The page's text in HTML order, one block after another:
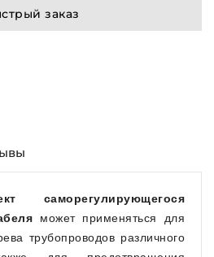
заказ
саморегулирующегося
может применяться для
трубопроводов различного